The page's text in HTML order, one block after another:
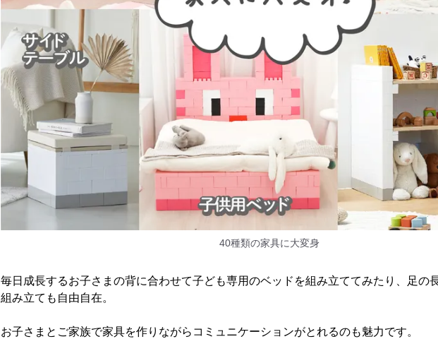
40種類の家具に大変身
毎日成長するお子さまの背に合わせて子ども専用のベッドを組み立ててみたり、足の
組み立ても自由自在。
お子さまとご家族で家具を作りながらコミュニケーションがとれるのも魅力です。